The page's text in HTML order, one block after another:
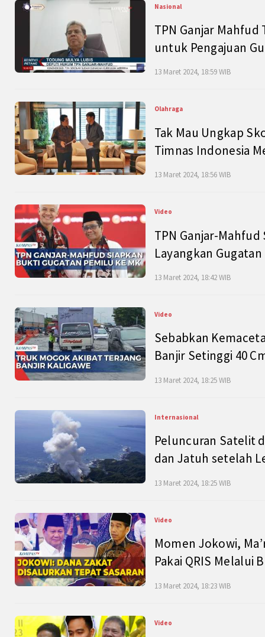
Nasional
TPN Ganjar
untuk Pengajuan
13 Maret 2024, 18:59 WIB
Olahraga
Tak Mau Ungkap
Timnas Indonesia
13 Maret 2024, 18:56 WIB
Video
TPN Ganjar-
Layangkan
13 Maret 2024, 18:42 WIB
Video
Sebabkan
Banjir Setinggi 40
13 Maret 2024, 18:25 WIB
Internasional
Peluncuran Satelit
dan Jatuh setelah
13 Maret 2024, 18:25 WIB
Video
Momen Jokowi,
Pakai QRIS Melalui
13 Maret 2024, 18:23 WIB
Video